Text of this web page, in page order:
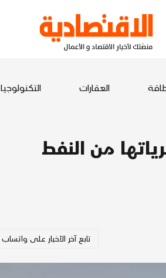
العقارات التكنولوجيا
من النفط
تابع آخر الأخبار على واتساب